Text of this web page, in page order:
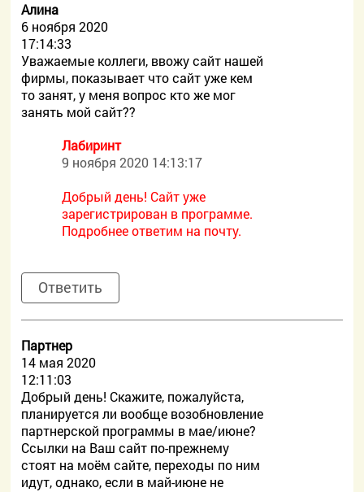
Алина
6 ноября 2020
17:14:33
Уважаемые коллеги, ввожу сайт нашей
фирмы, показывает что сайт уже кем
то занят, у меня вопрос кто же мог
занять мой сайт??
Лабиринт
9 ноября 2020 14:13:17
Добрый день! Сайт уже
зарегистрирован в программе.
Подробнее ответим на почту.
Ответить
Партнер
14 мая 2020
12:11:03
Добрый день! Скажите, пожалуйста,
планируется ли вообще возобновление
партнерской программы в мае/июне?
Ссылки на Ваш сайт по-прежнему
стоят на моём сайте, переходы по ним
идут, однако, если в май-июне не